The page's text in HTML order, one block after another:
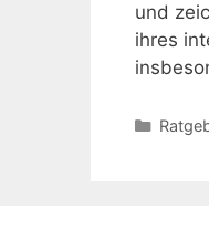
und
ihres